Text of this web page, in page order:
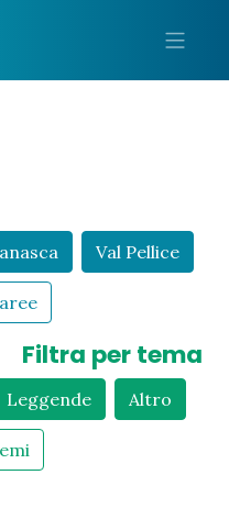
Val Pellice
Filtra per tema
Leggende Altro